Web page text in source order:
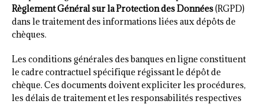
Règlement Général sur la Protection des Données(RGPD)
dans le traitement des informations liées aux dépôts de
chèques.
Les conditions générales des banques en ligne constituent
le cadre contractuel spécifique régissant le dépôt de
chèque. Ces documents doivent expliciter les procédures,
les délais de traitement et les responsabilités respectives